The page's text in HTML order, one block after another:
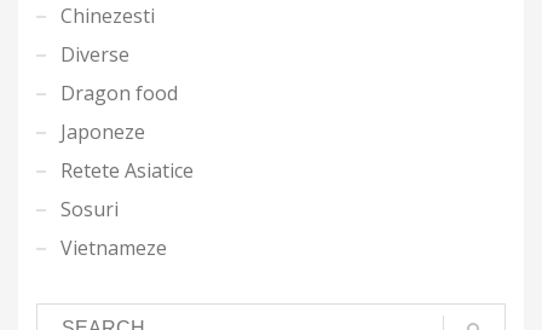
Chinezesti
Diverse
Dragon food
Japoneze
Retete Asiatice
Sosuri
Vietnameze